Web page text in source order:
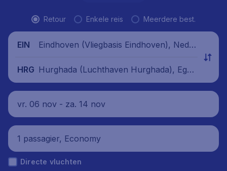
Retour Enkele reis Meerdere best.
EIN
Eindhoven (Vliegbasis Eindhoven), Neder
HRG Hurghada (Luchthaven Hurghada), Egyp
te
vr. 06 nov - za. 14 nov
1 passagier, Economy
Directe vluchten